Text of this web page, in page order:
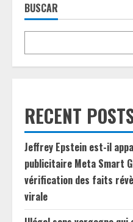
BUSCAR
RECENT
Jeffrey Epstein est-il
publicitaire Meta Smart
vérification des faits
virale